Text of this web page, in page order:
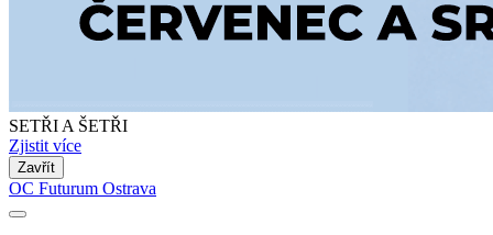
SETŘI A ŠETŘI
Zjistit více
Zavřít
OC Futurum Ostrava